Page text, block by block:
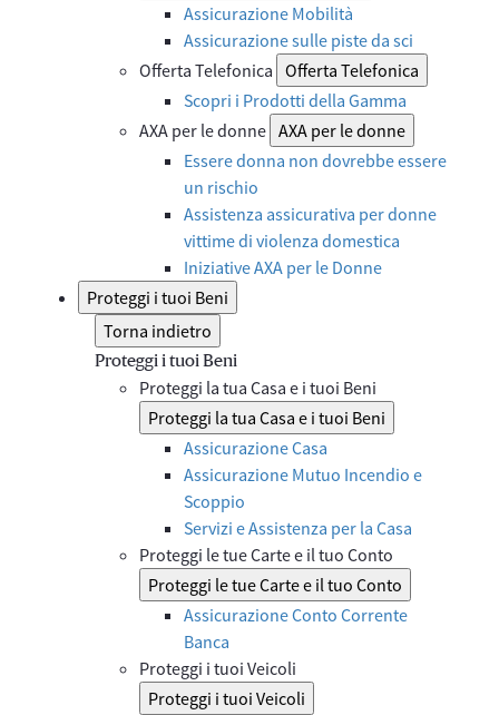
Assicurazione Mobilità
Assicurazione sulle piste da sci
Offerta Telefonica Offerta Telefonica
Scopri i Prodotti della Gamma
AXA per le donne AXA per le donne
Essere donna non dovrebbe essere
un rischio
Assistenza assicurativa per donne
vittime di violenza domestica
Iniziative AXA per le Donne
Proteggi i tuoi Beni
Torna indietro
Proteggi i tuoi Beni
Proteggi la tua Casa e i tuoi Beni
Proteggi la tua Casa e i tuoi Beni
Assicurazione Casa
Assicurazione Mutuo Incendio e
Scoppio
Servizi e Assistenza per la Casa
Proteggi le tue Carte e il tuo Conto
Proteggi le tue Carte e il tuo Conto
Assicurazione Conto Corrente
Banca
Proteggi i tuoi Veicoli
Proteggi i tuoi Veicoli